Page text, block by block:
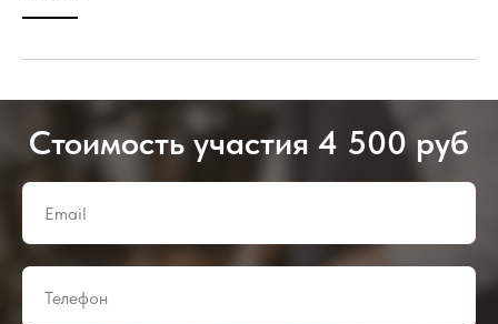
Стоимость участия 4 500 руб